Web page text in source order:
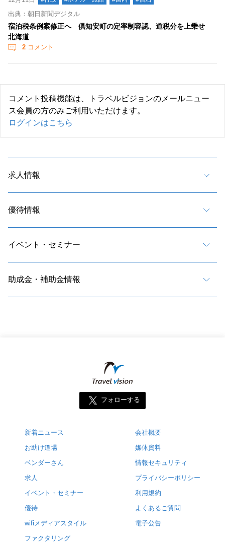
出典：朝日新聞デジタル
宿泊税条例案修正へ 倶知安町の定率制容認、道税分を上乗せ
北海道
2 コメント
コメント投稿機能は、トラベルビジョンのメールニュー
ス会員の方のみご利用いただけます。
ログインはこちら
求人情報
優待情報
イベント・セミナー
助成金・補助金情報
フォローする
新着ニュース
お助け道場
ベンダーさん
求人
イベント・セミナー
優待
wifiメディアスタイル
ファクタリング
会社概要
媒体資料
情報セキュリティ
プライバシーポリシー
利用規約
よくあるご質問
電子公告